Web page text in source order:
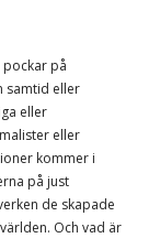
på
samtid eller
eller
eller
kommer i
på just
de skapade
Och vad är